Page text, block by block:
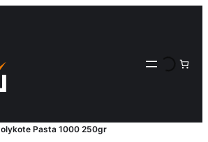
Pasta 1000 250gr